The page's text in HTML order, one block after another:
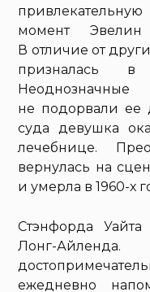
момент Эвелин
В отличие от
призналась в
не подорвали ее
суда девушка
лечебнице.
вернулась на
и умерла в 1960-х
Стэнфорда
Лонг-
ежедневно